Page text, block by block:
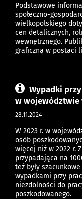
Podstawowe
społeczno-
wielkopolskiego
cen detalicznych,
wewnętrznego.
graficzną w postaci
Wypadki
w województwie
28.11.2024
W 2023 r. w
osób
więcej niż w 2022 r.
przypadająca na
też były
wypadkami przy
niezdolności do
poszkodowanego.